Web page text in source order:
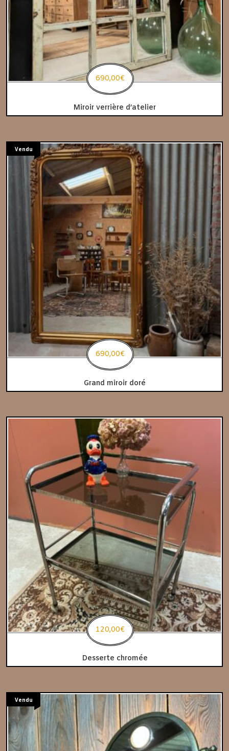
Miroir verrière d’atelier
690,00€
Vendu
Grand miroir doré
690,00€
Desserte chromée
120,00€
Vendu